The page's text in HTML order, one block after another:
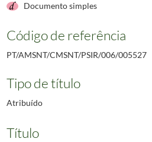
Documento simples
Código de referência
PT/AMSNT/CMSNT/PSIR/006/005527
Tipo de título
Atribuído
Título